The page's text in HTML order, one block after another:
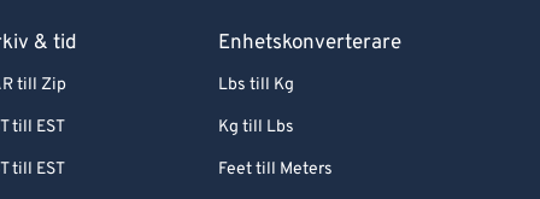
& tid
till Zip
till EST
till EST
Enhetskonverterare
Lbs till Kg
Kg till Lbs
Feet till Meters